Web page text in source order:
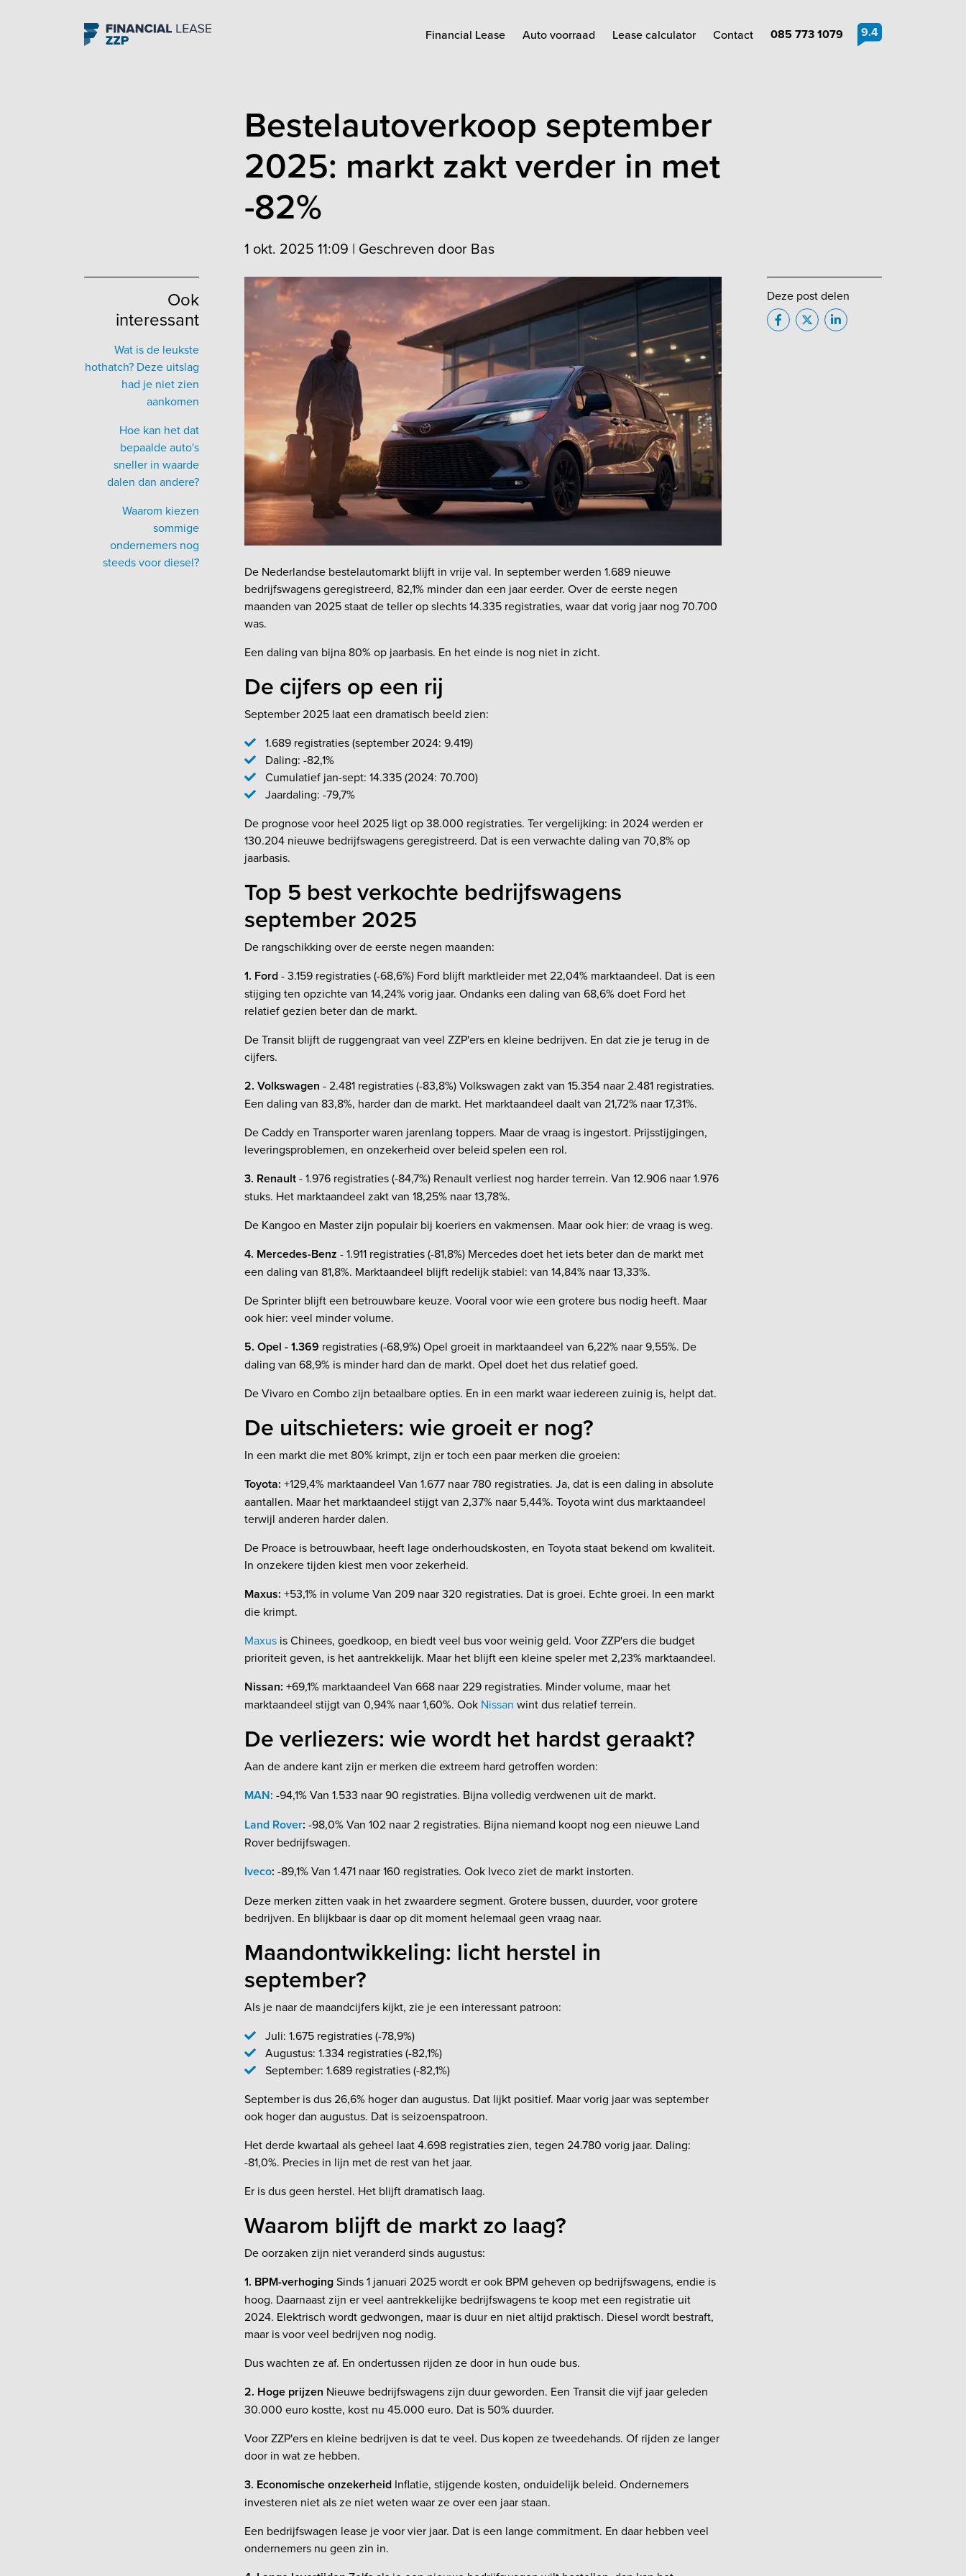
Navigation 9.4
Financial Lease Auto voorraad Lease calculator Contact 085 773 1079
Bestelautoverkoop september
2025: markt zakt verder in met
-82%
1 okt. 2025 11:09 | Geschreven door Bas
Ook
interessant
Wat is de leukste
hothatch? Deze uitslag
had je niet zien
aankomen
Hoe kan het dat
bepaalde auto's
sneller in waarde
dalen dan andere?
Waarom kiezen
sommige
ondernemers nog
steeds voor diesel?
Deze post delen
De Nederlandse bestelautomarkt blijft in vrije val. In september werden 1.689 nieuwe
bedrijfswagens geregistreerd, 82,1% minder dan een jaar eerder. Over de eerste negen
maanden van 2025 staat de teller op slechts 14.335 registraties, waar dat vorig jaar nog 70.700
was.
Een daling van bijna 80% op jaarbasis. En het einde is nog niet in zicht.
De cijfers op een rij
September 2025 laat een dramatisch beeld zien:
1.689 registraties (september 2024: 9.419)
Daling: -82,1%
Cumulatief jan-sept: 14.335 (2024: 70.700)
Jaardaling: -79,7%
De prognose voor heel 2025 ligt op 38.000 registraties. Ter vergelijking: in 2024 werden er
130.204 nieuwe bedrijfswagens geregistreerd. Dat is een verwachte daling van 70,8% op
jaarbasis.
Top 5 best verkochte bedrijfswagens
september 2025
De rangschikking over de eerste negen maanden:
1. Ford- 3.159 registraties (-68,6%) Ford blijft marktleider met 22,04% marktaandeel. Dat is een
stijging ten opzichte van 14,24% vorig jaar. Ondanks een daling van 68,6% doet Ford het
relatief gezien beter dan de markt.
De Transit blijft de ruggengraat van veel ZZP'ers en kleine bedrijven. En dat zie je terug in de
cijfers.
2. Volkswagen - 2.481 registraties (-83,8%) Volkswagen zakt van 15.354 naar 2.481 registraties.
Een daling van 83,8%, harder dan de markt. Het marktaandeel daalt van 21,72% naar 17,31%.
De Caddy en Transporter waren jarenlang toppers. Maar de vraag is ingestort. Prijsstijgingen,
leveringsproblemen, en onzekerheid over beleid spelen een rol.
3. Renault- 1.976 registraties (-84,7%) Renault verliest nog harder terrein. Van 12.906 naar 1.976
stuks. Het marktaandeel zakt van 18,25% naar 13,78%.
De Kangoo en Master zijn populair bij koeriers en vakmensen. Maar ook hier: de vraag is weg.
4. Mercedes-Benz - 1.911 registraties (-81,8%) Mercedes doet het iets beter dan de markt met
een daling van 81,8%. Marktaandeel blijft redelijk stabiel: van 14,84% naar 13,33%.
De Sprinter blijft een betrouwbare keuze. Vooral voor wie een grotere bus nodig heeft. Maar
ook hier: veel minder volume.
5. Opel - 1.369 registraties (-68,9%) Opel groeit in marktaandeel van 6,22% naar 9,55%. De
daling van 68,9% is minder hard dan de markt. Opel doet het dus relatief goed.
De Vivaro en Combo zijn betaalbare opties. En in een markt waar iedereen zuinig is, helpt dat.
De uitschieters: wie groeit er nog?
In een markt die met 80% krimpt, zijn er toch een paar merken die groeien:
Toyota: +129,4% marktaandeel Van 1.677 naar 780 registraties. Ja, dat is een daling in absolute
aantallen. Maar het marktaandeel stijgt van 2,37% naar 5,44%. Toyota wint dus marktaandeel
terwijl anderen harder dalen.
De Proace is betrouwbaar, heeft lage onderhoudskosten, en Toyota staat bekend om kwaliteit.
In onzekere tijden kiest men voor zekerheid.
Maxus: +53,1% in volume Van 209 naar 320 registraties. Dat is groei. Echte groei. In een markt
die krimpt.
Maxus is Chinees, goedkoop, en biedt veel bus voor weinig geld. Voor ZZP'ers die budget
prioriteit geven, is het aantrekkelijk. Maar het blijft een kleine speler met 2,23% marktaandeel.
Nissan: +69,1% marktaandeel Van 668 naar 229 registraties. Minder volume, maar het
marktaandeel stijgt van 0,94% naar 1,60%. Ook Nissan wint dus relatief terrein.
De verliezers: wie wordt het hardst geraakt?
Aan de andere kant zijn er merken die extreem hard getroffen worden:
MAN: -94,1% Van 1.533 naar 90 registraties. Bijna volledig verdwenen uit de markt.
Land Rover: -98,0% Van 102 naar 2 registraties. Bijna niemand koopt nog een nieuwe Land
Rover bedrijfswagen.
Iveco: -89,1% Van 1.471 naar 160 registraties. Ook Iveco ziet de markt instorten.
Deze merken zitten vaak in het zwaardere segment. Grotere bussen, duurder, voor grotere
bedrijven. En blijkbaar is daar op dit moment helemaal geen vraag naar.
Maandontwikkeling: licht herstel in
september?
Als je naar de maandcijfers kijkt, zie je een interessant patroon:
Juli: 1.675 registraties (-78,9%)
Augustus: 1.334 registraties (-82,1%)
September: 1.689 registraties (-82,1%)
September is dus 26,6% hoger dan augustus. Dat lijkt positief. Maar vorig jaar was september
ook hoger dan augustus. Dat is seizoenspatroon.
Het derde kwartaal als geheel laat 4.698 registraties zien, tegen 24.780 vorig jaar. Daling:
-81,0%. Precies in lijn met de rest van het jaar.
Er is dus geen herstel. Het blijft dramatisch laag.
Waarom blijft de markt zo laag?
De oorzaken zijn niet veranderd sinds augustus:
1. BPM-verhogingSinds 1 januari 2025 wordt er ook BPM geheven op bedrijfswagens, endie is
hoog. Daarnaast zijn er veel aantrekkelijke bedrijfswagens te koop met een registratie uit
2024. Elektrisch wordt gedwongen, maar is duur en niet altijd praktisch. Diesel wordt bestraft,
maar is voor veel bedrijven nog nodig.
Dus wachten ze af. En ondertussen rijden ze door in hun oude bus.
2. Hoge prijzen Nieuwe bedrijfswagens zijn duur geworden. Een Transit die vijf jaar geleden
30.000 euro kostte, kost nu 45.000 euro. Dat is 50% duurder.
Voor ZZP'ers en kleine bedrijven is dat te veel. Dus kopen ze tweedehands. Of rijden ze langer
door in wat ze hebben.
3. Economische onzekerheid Inflatie, stijgende kosten, onduidelijk beleid. Ondernemers
investeren niet als ze niet weten waar ze over een jaar staan.
Een bedrijfswagen lease je voor vier jaar. Dat is een lange commitment. En daar hebben veel
ondernemers nu geen zin in.